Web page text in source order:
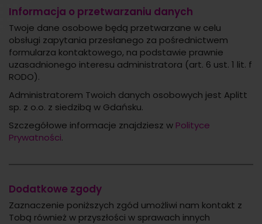
Informacja o przetwarzaniu danych
Twoje dane osobowe będą przetwarzane w celu
obsługi zapytania przesłanego za pośrednictwem
formularza kontaktowego, na podstawie prawnie
uzasadnionego interesu administratora (art. 6 ust. 1 lit. f
RODO).
Administratorem Twoich danych osobowych jest Aplitt
sp. z o.o. z siedzibą w Gdańsku.
Szczegółowe informacje znajdziesz w Polityce
Prywatności.
Dodatkowe zgody
Zaznaczenie poniższych zgód umożliwi nam kontakt z
Tobą również w przyszłości w sprawach innych